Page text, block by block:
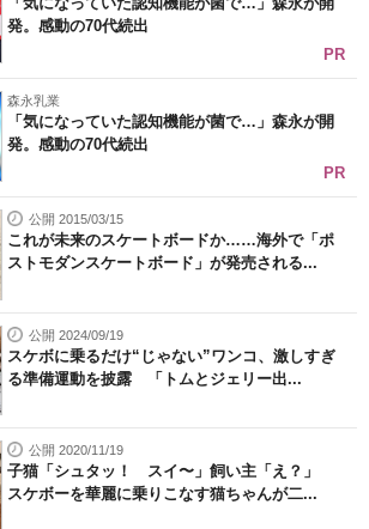
発。感動の70代続出
PR
森永乳業
「気になっていた認知機能が菌で…」森永が開
発。感動の70代続出
PR
公開 2015/03/15
これが未来のスケートボードか……海外で「ポ
ストモダンスケートボード」が発売される...
公開 2024/09/19
スケボに乗るだけ“じゃない”ワンコ、激しすぎ
る準備運動を披露 「トムとジェリー出...
公開 2020/11/19
子猫「シュタッ！ スイ〜」飼い主「え？」
スケボーを華麗に乗りこなす猫ちゃんが二...